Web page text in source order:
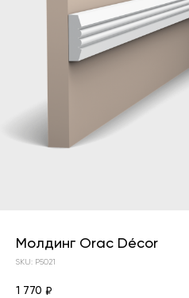
Молдинг Orac Décor
SKU: P5021
1 770 ₽